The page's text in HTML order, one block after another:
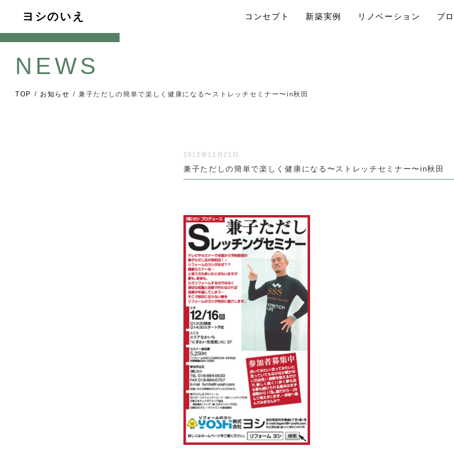
ヨシのいえ コンセプト 新築実例 リノベーション ブ
NEWS
TOP / お知らせ / 兼子ただしの簡単で楽しく健康になる〜ストレッチセミナー〜in秋田
2012年11月21日
兼子ただしの簡単で楽しく健康になる〜ストレッチセミナー〜in秋田